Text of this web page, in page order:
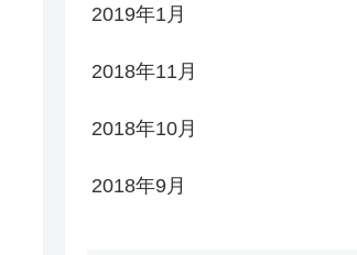
2019年1月
2018年11月
2018年10月
2018年9月